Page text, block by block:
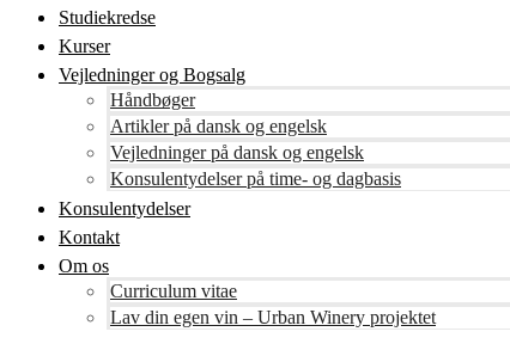
Studiekredse
Kurser
Vejledninger og Bogsalg
Håndbøger
Artikler på dansk og engelsk
Vejledninger på dansk og engelsk
Konsulentydelser på time- og dagbasis
Konsulentydelser
Kontakt
Om os
Curriculum vitae
Lav din egen vin – Urban Winery projektet